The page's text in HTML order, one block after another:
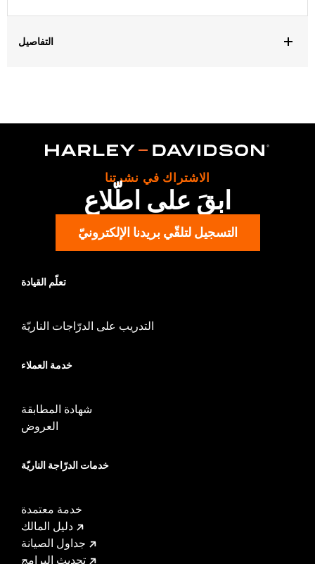
التفاصيل
Installation Instructions
Each
In the Box:Upright, Bar & Shield medallion and installation
الاشتراك في نشرتنا
ابقَ على اطّلاع
التسجيل لتلقّي بريدنا الإلكترونيّ
تعلّم القيادة
التدريب على الدرّاجات الناريّة
خدمة العملاء
شهادة المطابقة
العروض
خدمات الدرّاجة الناريّة
خدمة معتمدة
دليل المالك
جداول الصيانة
تحديث البرامج